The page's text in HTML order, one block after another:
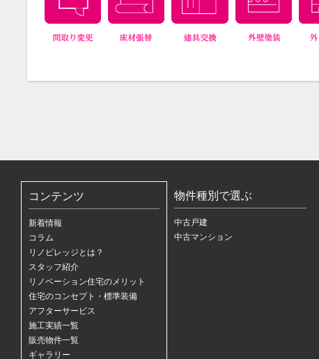
コンテンツ
新着情報
コラム
リノビレッジとは？
スタッフ紹介
リノベーション住宅のメリット
住宅のコンセプト・標準装備
アフターサービス
施工実績一覧
販売物件一覧
ギャラリー
物件種別で選ぶ
中古戸建
中古マンション